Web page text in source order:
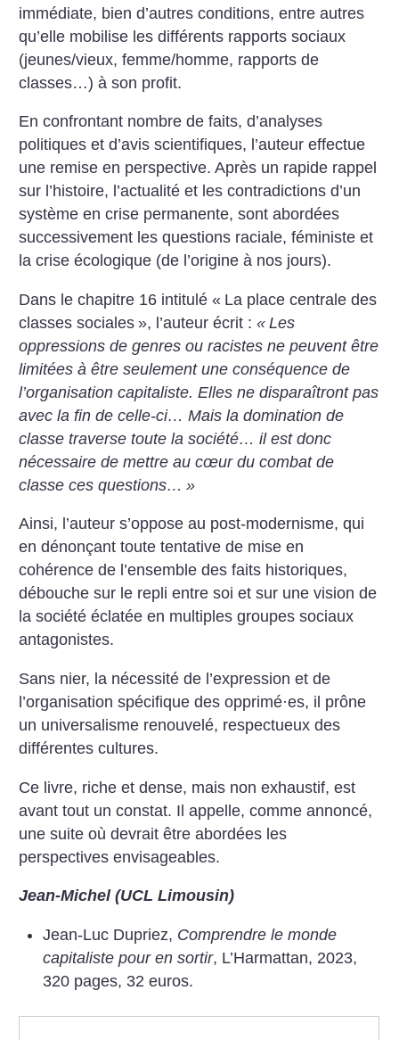
immédiate, bien d’autres conditions, entre autres
qu’elle mobilise les différents rapports sociaux
(jeunes/vieux, femme/homme, rapports de
classes…) à son profit.
En confrontant nombre de faits, d’analyses
politiques et d’avis scientifiques, l’auteur effectue
une remise en perspective. Après un rapide rappel
sur l’histoire, l’actualité et les contradictions d’un
système en crise permanente, sont abordées
successivement les questions raciale, féministe et
la crise écologique (de l’origine à nos jours).
Dans le chapitre 16 intitulé « La place centrale des
classes sociales », l’auteur écrit :« Les
oppressions de genres ou racistes ne peuvent être
limitées à être seulement une conséquence de
l’organisation capitaliste. Elles ne disparaîtront pas
avec la fin de celle-ci… Mais la domination de
classe traverse toute la société… il est donc
nécessaire de mettre au cœur du combat de
classe ces questions… »
Ainsi, l’auteur s’oppose au post-modernisme, qui
en dénonçant toute tentative de mise en
cohérence de l’ensemble des faits historiques,
débouche sur le repli entre soi et sur une vision de
la société éclatée en multiples groupes sociaux
antagonistes.
Sans nier, la nécessité de l’expression et de
l’organisation spécifique des opprimé·es, il prône
un universalisme renouvelé, respectueux des
différentes cultures.
Ce livre, riche et dense, mais non exhaustif, est
avant tout un constat. Il appelle, comme annoncé,
une suite où devrait être abordées les
perspectives envisageables.
Jean-Michel (UCL Limousin)
Jean-Luc Dupriez, Comprendre le monde
capitaliste pour en sortir, L’Harmattan, 2023,
320 pages, 32 euros.